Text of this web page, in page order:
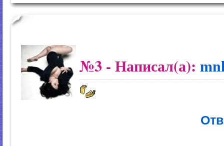
№3 - Написал(а):